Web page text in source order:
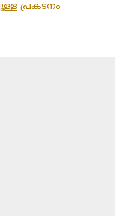
പ്രകടനം